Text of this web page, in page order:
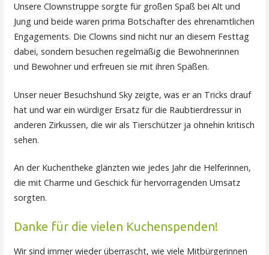
Unsere Clownstruppe sorgte für großen Spaß bei Alt und
Jung und beide waren prima Botschafter des ehrenamtlichen
Engagements. Die Clowns sind nicht nur an diesem Festtag
dabei, sondern besuchen regelmäßig die Bewohnerinnen
und Bewohner und erfreuen sie mit ihren Späßen.
Unser neuer Besuchshund Sky zeigte, was er an Tricks drauf
hat und war ein würdiger Ersatz für die Raubtierdressur in
anderen Zirkussen, die wir als Tierschützer ja ohnehin kritisch
sehen.
An der Kuchentheke glänzten wie jedes Jahr die Helferinnen,
die mit Charme und Geschick für hervorragenden Umsatz
sorgten.
Danke für die vielen Kuchenspenden!
Wir sind immer wieder überrascht, wie viele Mitbürgerinnen